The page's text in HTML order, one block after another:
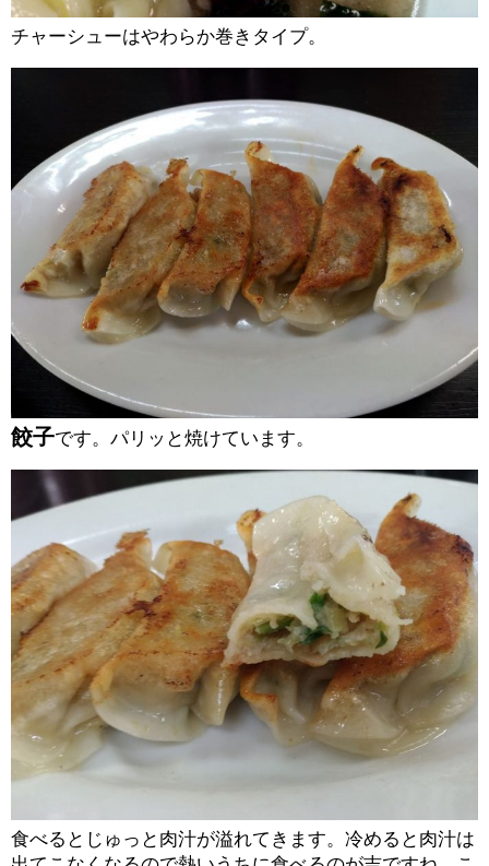
チャーシューはやわらか巻きタイプ。
餃子です。パリッと焼けています。
食べるとじゅっと肉汁が溢れてきます。冷めると肉汁は